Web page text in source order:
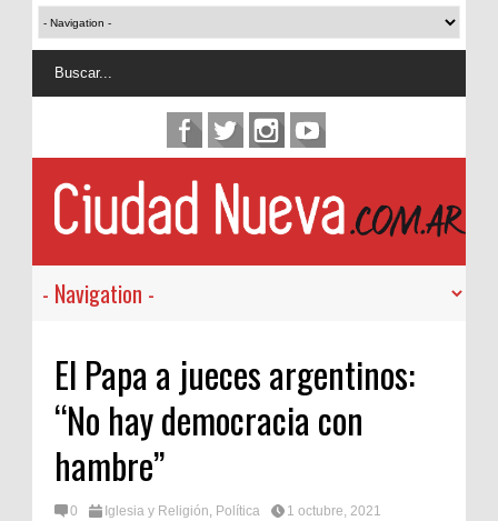
El Papa a jueces argentinos:
“No hay democracia con
hambre”
0 Iglesia y Religión, Política 1 octubre, 2021